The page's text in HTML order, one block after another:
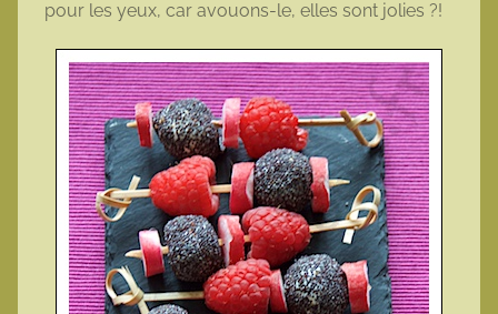
pour les yeux, car avouons-le, elles sont jolies ?!